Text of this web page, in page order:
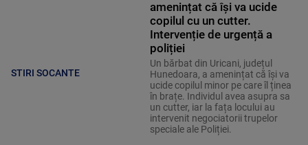
STIRI SOCANTE
amenințat că își va ucide
copilul cu un cutter.
Intervenție de urgență a
poliției
Un bărbat din Uricani, județul
Hunedoara, a amenințat că își va
ucide copilul minor pe care îl ținea
în brațe. Individul avea asupra sa
un cutter, iar la fața locului au
intervenit negociatorii trupelor
speciale ale Poliției.